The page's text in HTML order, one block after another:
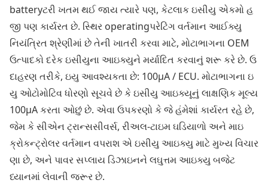
batteryટરી ખતમ થઈ જાય ત્યારે પણ, કેટલાક ઇસીયુ એકમો હ
જી પણ કાર્યરત છે. સ્થિર operatingપરેટિંગ વર્તમાન આઈક્યુ
નિયંત્રિત શ્રેણીમાં છે તેની ખાતરી કરવા માટે, મોટાભાગના OEM
ઉત્પાદકો દરેક ઇસીયુના આઇક્યુને મર્યાદિત કરવાનું શરૂ કરે છે. ઉ
દાહરણ તરીકે, ઇયુ આવશ્યકતા છે: 100μA / ECU. મોટાભાગના ઇ
યુ ઓટોમોટિવ ધોરણો સૂચવે છે કે ઇસીયુ આઇક્યૂનું લાક્ષણિક મૂલ્ય
100μA કરતા ઓછું છે. એવા ઉપકરણો કે જે હંમેશાં કાર્યરત રહે છે,
જેમ કે સીએન ટ્રાન્સસીવર્સ, રીઅલ-ટાઇમ ઘડિયાળો અને માઇ
ક્રોકન્ટ્રોલર વર્તમાન વપરાશ એ ઇસીયુ આઇક્યુ માટે મુખ્ય વિચાર
ણા છે, અને પાવર સપ્લાય ડિઝાઇનને લઘુત્તમ આઇક્યુ બજેટ
ધ્યાનમાં લેવાની જરૂર છે.